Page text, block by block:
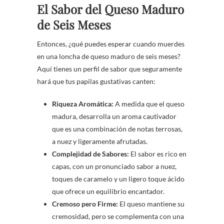
El Sabor del Queso Maduro
de Seis Meses
Entonces, ¿qué puedes esperar cuando muerdes
en una loncha de queso maduro de seis meses?
Aquí tienes un perfil de sabor que seguramente
hará que tus papilas gustativas canten:
Riqueza Aromática: A medida que el queso
madura, desarrolla un aroma cautivador
que es una combinación de notas terrosas,
a nuez y ligeramente afrutadas.
Complejidad de Sabores: El sabor es rico en
capas, con un pronunciado sabor a nuez,
toques de caramelo y un ligero toque ácido
que ofrece un equilibrio encantador.
Cremoso pero Firme: El queso mantiene su
cremosidad, pero se complementa con una